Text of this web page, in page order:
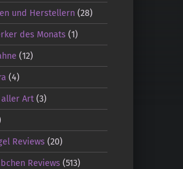
und Herstellern(28)
des Monats(1)
(12)
(4)
aller Art(3)
Reviews (20)
Reviews (513)